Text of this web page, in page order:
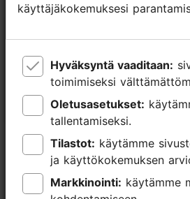
Inta Rukan näyttely "Paikat
nimeltä koti"
14.03.2026 - 04.10.2026
Näyttely
käyttäjäkokemuksesi
Hyväksyntä vaaditaan:
toimimiseksi
Oletusasetukset:
tallentamiseksi.
Tilastot:
ja käyttökokemuksen
Markkinointi:
käyttäjäkokemuksesi
Hyväksyntä vaaditaan:
toimimiseksi
Oletusasetukset:
tallentamiseksi.
Tilastot:
ja käyttökokemuksen
Markkinointi: